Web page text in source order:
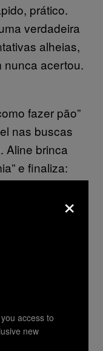
prático.
verdadeira
alheias,
nunca acertou.
fazer pão”
nas buscas
Aline brinca
e finaliza:
né?”
do
Twitter
×
access to
new